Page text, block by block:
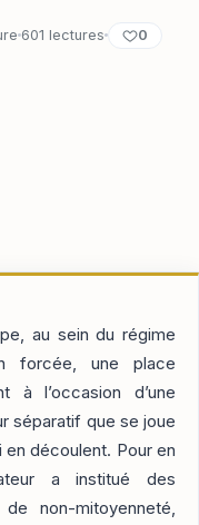
601 lectures 0
au sein du régime
forcée, une place
à l’occasion d’une
séparatif que se joue
découlent. Pour en
a institué des
non-mitoyenneté,